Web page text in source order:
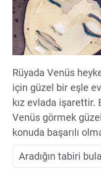
Rüyada Venüs
için güzel bir eşle
kız evlada işarettir.
Venüs görmek
konuda başarılı